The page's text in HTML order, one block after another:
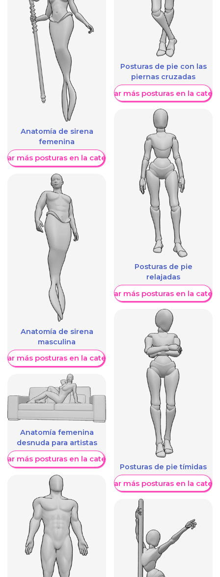
Anatomía de sirena
femenina
más posturas en la categoría
Anatomía de sirena
masculina
más posturas en la categoría
Anatomía femenina
desnuda para artistas
más posturas en la categoría
Posturas de pie con las
piernas cruzadas
Mostrar más posturas en la
Posturas de pie
relajadas
Mostrar más posturas en la
Posturas de pie tímidas
Mostrar más posturas en la